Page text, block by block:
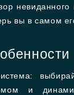
вы в самом
и